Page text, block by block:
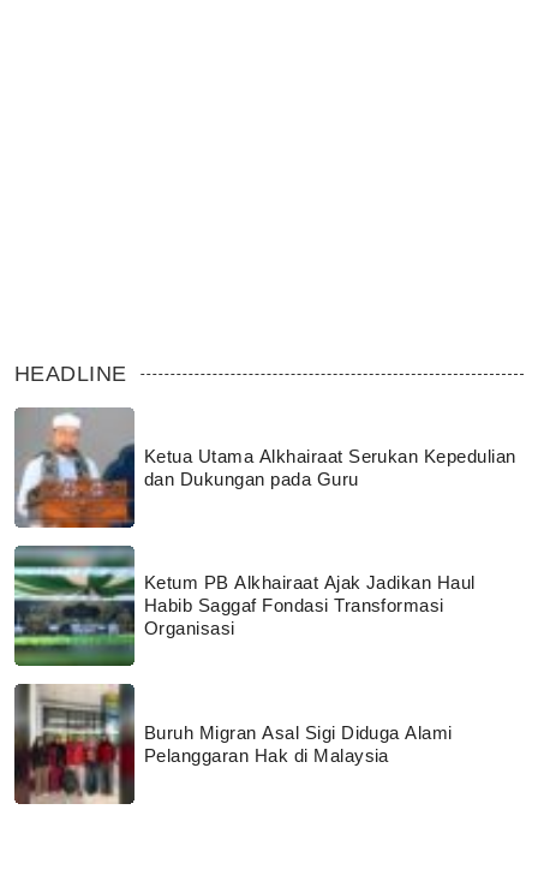
HEADLINE
Ketua Utama Alkhairaat Serukan Kepedulian
dan Dukungan pada Guru
Ketum PB Alkhairaat Ajak Jadikan Haul
Habib Saggaf Fondasi Transformasi
Organisasi
Buruh Migran Asal Sigi Diduga Alami
Pelanggaran Hak di Malaysia